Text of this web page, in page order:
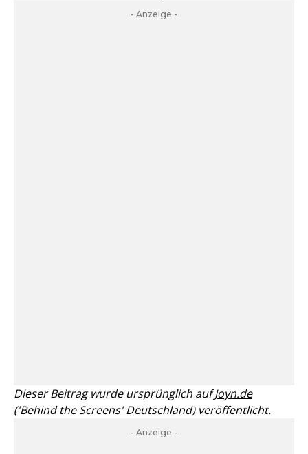
- Anzeige -
Dieser Beitrag wurde ursprünglich aufJoyn.de
('Behind the Screens' Deutschland)veröffentlicht.
- Anzeige -